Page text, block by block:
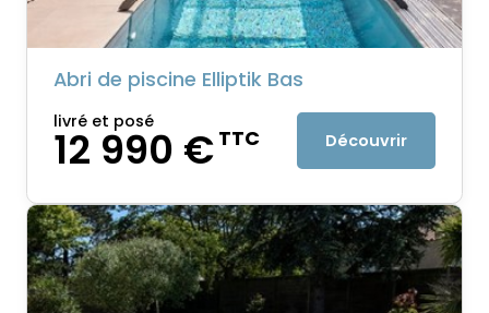
Abri de piscine Elliptik Bas
livré et posé
12 990 €TTC Découvrir